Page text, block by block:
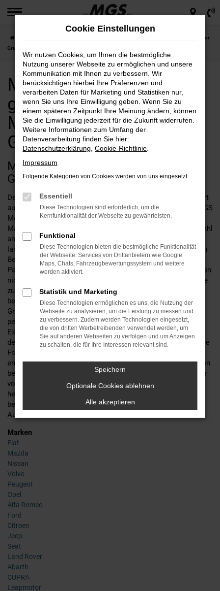
Zum
springen
Mazda 3 Neuwagen günstig kaufen bei MGS Motor
Gruppe Sticht GmbH & Co. KG
Mazda 3 Neuwagen
günstig kaufen bei MGS
Motor Gruppe Sticht
GmbH & Co. KG
Mazda 3 Neuwagen bei MGS Motor
Gruppe Sticht GmbH & Co. KG
Der Mazda 3 Neuwagen ist die perfekte Wahl für alle, die Wert
auf Qualität, Sicherheit und modernstes Design legen. Bei MGS
Motor Gruppe Sticht GmbH & Co. KG, Ihrem zuverlässigen
Mazda
finden Sie eine große Auswahl
an 3 Neuwagen, die keine Wünsche offen lassen. Unsere
langjährige Erfahrung und unser umfangreiches Know-how im
Bereich Mazda Fahrzeuge machen uns zu Ihrem idealen
Partner bei der Suche nach Ihrem neuen Traumauto. Wir bieten
nicht nur eine erstklassige Beratung, sondern auch zahlreiche
zusätzliche Services für Mazda Fahrzeuge, um Ihnen das
bestmögliche Fahrerlebnis zu garantieren. Bei MGS Motor
Gruppe Sticht GmbH & Co. KG können Sie sich auf eine
persönliche und umfassende Betreuung verlassen. Unsere
Experten stehen Ihnen jederzeit zur Verfügung, um Ihnen bei
der Auswahl des perfekten 3 Neuwagens zu helfen und all Ihre
Fragen zu beantworten. Besuchen Sie uns noch heute und
entdecken Sie die Vielfalt und Qualität der Mazda 3 Neuwagen
bei MGS Motor Gruppe Sticht GmbH & Co. KG. Profitieren Sie
von unseren attraktiven Angeboten und unserem
herausragenden Service. Ihr neues Fahrzeug wartet auf Sie –
bei
MGS Motor Gruppe Sticht GmbH & Co. KG,
Autohaus des Vertrauens.
Marken
Fiat
Mazda
Nissan
Volvo
Peugeot
Opel
Alfa Romeo
Ford
Citroen
Jeep
Seat
Land Rover
Abarth
CUPRA
Leapmotor
Cookie Einstellungen
Wir nutzen Cookies, um Ihnen die bestmögliche
Nutzung unserer Webseite zu ermöglichen und unsere
Kommunikation mit Ihnen zu verbessern. Wir
berücksichtigen hierbei Ihre Präferenzen und
verarbeiten Daten für Marketing und Statistiken nur,
wenn Sie uns Ihre Einwilligung geben. Wenn Sie zu
einem späteren Zeitpunkt Ihre Meinung ändern, können
Sie die Einwilligung jederzeit für die Zukunft widerrufen.
Weitere Informationen zum Umfang der
Datenverarbeitung finden Sie hier:
Datenschutzerklärung Cookie-Richtlinie
Impressum
Folgende Kategorien von Cookies werden von uns eingesetzt:
Essentiell
Diese Technologien sind erforderlich, um die
Kernfunktionalität der Webseite zu gewährleisten.
Funktional
Diese Technologien bieten die bestmögliche Funktionalität
der Webseite. Services von Drittanbietern wie Google
Maps, Chats, Fahrzeugbewertungssystem und weitere
werden aktiviert.
Statistik und Marketing
Diese Technologien ermöglichen es uns, die Nutzung der
Webseite zu analysieren, um die Leistung zu messen und
zu verbessern. Zudem werden Technologien eingesetzt,
die von dritten Werbetreibenden verwendet werden, um
Sie auf anderen Webseiten zu verfolgen und um Anzeigen
zu schalten, die für Ihre Interessen relevant sind.
Speichern
Optionale Cookies ablehnen
Alle akzeptieren